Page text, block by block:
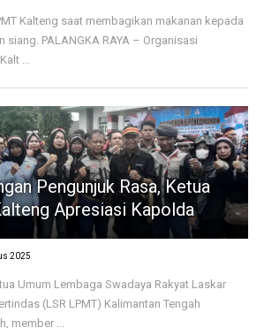
Kalteng saat membagikan makanan kepada
siang. PALANGKA RAYA – Organisasi
...
Pengunjuk Rasa, Ketua
Apresiasi Kapolda
2025
Umum Lembaga Swadaya Rakyat Laskar
(LSR LPMT) Kalimantan Tengah
member ...